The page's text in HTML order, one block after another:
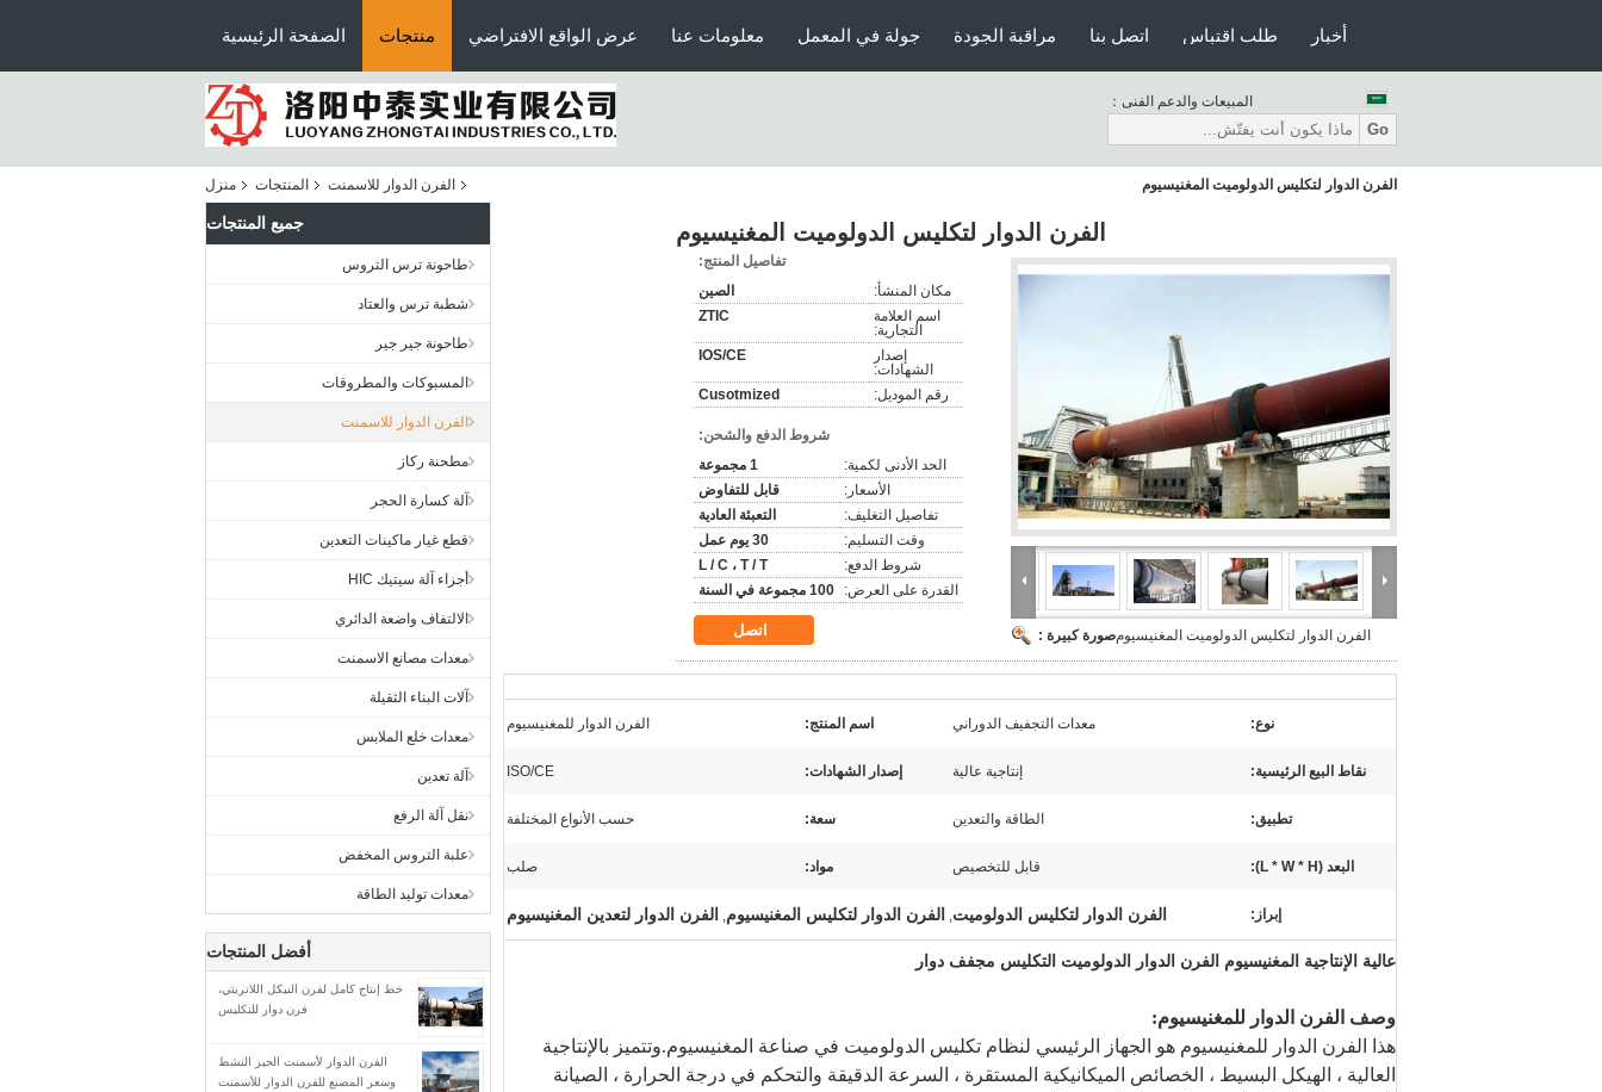
الصفحة الرئيسية منتجات عرض الواقع الافتراضي معلومات عنا جولة في المعمل مراقبة الجودة اتصل بنا طلب اقتباس أخبار
المبيعات والدعم الفنى：
Go
منزل المنتجات الفرن الدوار للاسمنت الفرن الدوار لتكليس الدولوميت المغنيسيوم
جميع المنتجات
طاحونة ترس التروس
شطبة ترس والعتاد
طاحونة جير جير
المسبوكات والمطروقات
الفرن الدوار للاسمنت
مطحنة ركاز
آلة كسارة الحجر
قطع غيار ماكينات التعدين
أجزاء آلة سيتيك HIC
الالتفاف واضعة الدائري
معدات مصانع الاسمنت
آلات البناء الثقيلة
معدات خلع الملابس
آلة تعدين
نقل آلة الرفع
علبة التروس المخفض
معدات توليد الطاقة
أفضل المنتجات
خط إنتاج كامل لفرن النيكل اللاتريتي،
فرن دوار للتكليس
الفرن الدوار لأسمنت الجير النشط
وسعر المصنع للفرن الدوار للأسمنت
الفرن الدوار لتكليس الدولوميت المغنيسيوم
صورة كبيرة :الفرن الدوار لتكليس الدولوميت المغنيسيوم
تفاصيل المنتج:
مكان المنشأ:
الصين
اسم العلامة
التجارية:
ZTIC
إصدار
الشهادات:
IOS/CE
رقم الموديل: Cusotmized
شروط الدفع والشحن:
الحد الأدنى لكمية:
1 مجموعة
الأسعار:
قابل للتفاوض
تفاصيل التغليف:
التعبئة العادية
وقت التسليم:
30 يوم عمل
شروط الدفع:
L / C ، T / T
القدرة على العرض:
100 مجموعة في السنة
اتصل
نوع: معدات التجفيف الدوراني اسم المنتج: الفرن الدوار للمغنيسيوم
نقاط البيع الرئيسية: إنتاجية عالية إصدار الشهادات: ISO/CE
تطبيق: الطاقة والتعدين سعة: حسب الأنواع المختلفة
البعد (L * W * H): قابل للتخصيص مواد: صلب
إبراز: الفرن الدوار لتكليس الدولوميت, الفرن الدوار لتكليس المغنيسيوم, الفرن الدوار لتعدين المغنيسيوم
عالية الإنتاجية المغنيسيوم الفرن الدوار الدولوميت التكليس مجفف دوار
وصف الفرن الدوار للمغنيسيوم:
هذا الفرن الدوار للمغنيسيوم هو الجهاز الرئيسي لنظام تكليس الدولوميت في صناعة المغنيسيوم.وتتميز بالإنتاجية
العالية ، الهيكل البسيط ، الخصائص الميكانيكية المستقرة ، السرعة الدقيقة والتحكم في درجة الحرارة ، الصيانة